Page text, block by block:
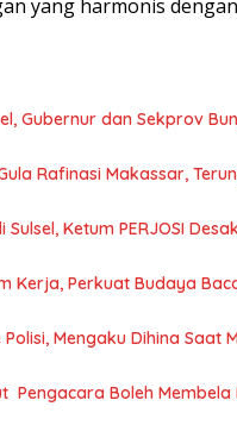
yang harmonis
Gubernur dan Sekprov
Rafinasi Makassar,
Ketum PERJOSI
Kerja, Perkuat Budaya
Mengaku Dihina Saat
Pengacara Boleh Membela